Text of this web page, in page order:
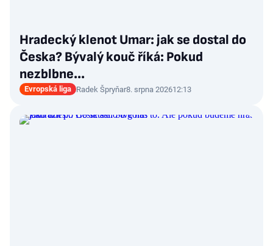
Hradecký klenot Umar: jak se dostal do
Česka? Bývalý kouč říká: Pokud
nezblbne...
Evropská liga Radek Špryňar8. srpna 202612:13